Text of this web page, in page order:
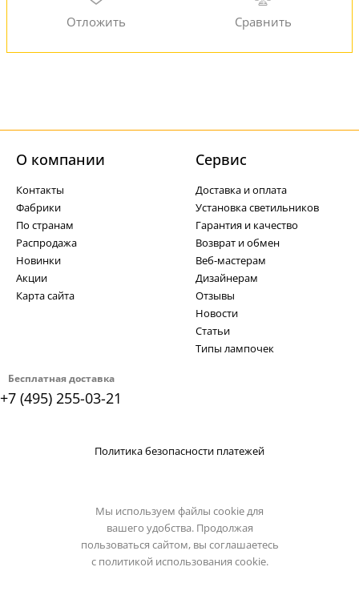
Бесплатная доставка
+7 (495) 255-03-21
О компании
Контакты
Фабрики
По странам
Распродажа
Новинки
Акции
Карта сайта
Cервис
Доставка и оплата
Установка светильников
Гарантия и качество
Возврат и обмен
Веб-мастерам
Дизайнерам
Отзывы
Новости
Статьи
Типы лампочек
Политика безопасности платежей
Мы используем файлы cookie для
вашего удобства. Продолжая
пользоваться сайтом, вы соглашаетесь
с политикой использования cookie.